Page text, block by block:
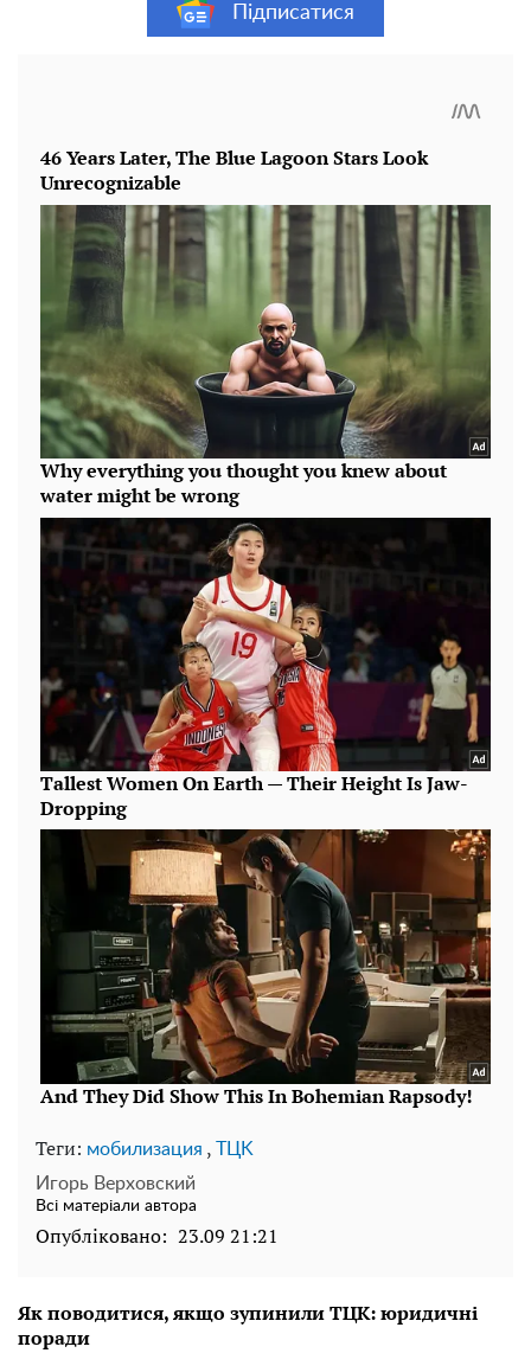
Підписатися
Теги: мобилизация ,
TЦK
Игорь Верховский
Всі матеріали автора
Опубліковано: 23.09 21:21
Як поводитися, якщо зупинили ТЦК: юридичні
поради